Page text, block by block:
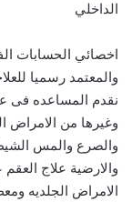
الداخلي
اخصائي الحسابات
والمعتمد رسميا
نقدم المساعده فى
وغيرها من
والصرع والمس
والارضية علاج
الامراض الجلديه